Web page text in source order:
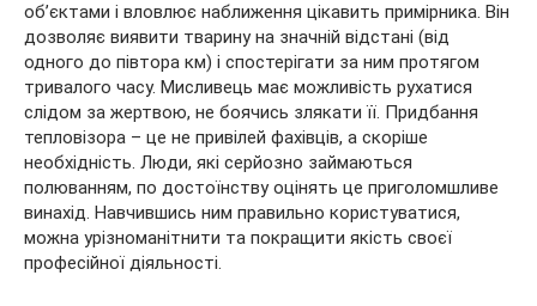
об’єктами і вловлює наближення цікавить примірника. Він
дозволяє виявити тварину на значній відстані (від
одного до півтора км) і спостерігати за ним протягом
тривалого часу. Мисливець має можливість рухатися
слідом за жертвою, не боячись злякати її. Придбання
тепловізора – це не привілей фахівців, а скоріше
необхідність. Люди, які серйозно займаються
полюванням, по достоїнству оцінять це приголомшливе
винахід. Навчившись ним правильно користуватися,
можна урізноманітнити та покращити якість своєї
професійної діяльності.